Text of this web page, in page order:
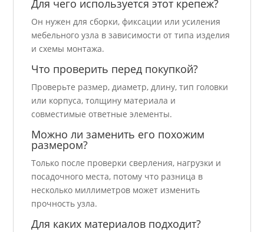
Для чего используется этот крепеж?
Он нужен для сборки, фиксации или усиления
мебельного узла в зависимости от типа изделия
и схемы монтажа.
Что проверить перед покупкой?
Проверьте размер, диаметр, длину, тип головки
или корпуса, толщину материала и
совместимые ответные элементы.
Можно ли заменить его похожим
размером?
Только после проверки сверления, нагрузки и
посадочного места, потому что разница в
несколько миллиметров может изменить
прочность узла.
Для каких материалов подходит?